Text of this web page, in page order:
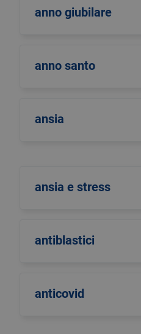
anno giubilare
anno santo
ansia
ansia e stress
antiblastici
anticovid